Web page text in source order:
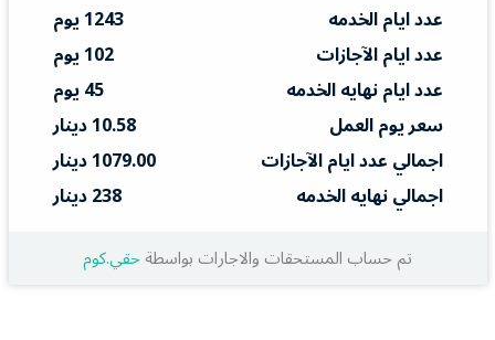
عدد ايام الخدمه
1243 يوم
عدد ايام الآجازات
102 يوم
عدد ايام نهايه الخدمه
45 يوم
سعر يوم العمل
10.58 دينار
اجمالي عدد ايام الآجازات
1079.00 دينار
اجمالي نهايه الخدمه
238 دينار
تم حساب المستحقات والاجارات بواسطةحقي.كوم